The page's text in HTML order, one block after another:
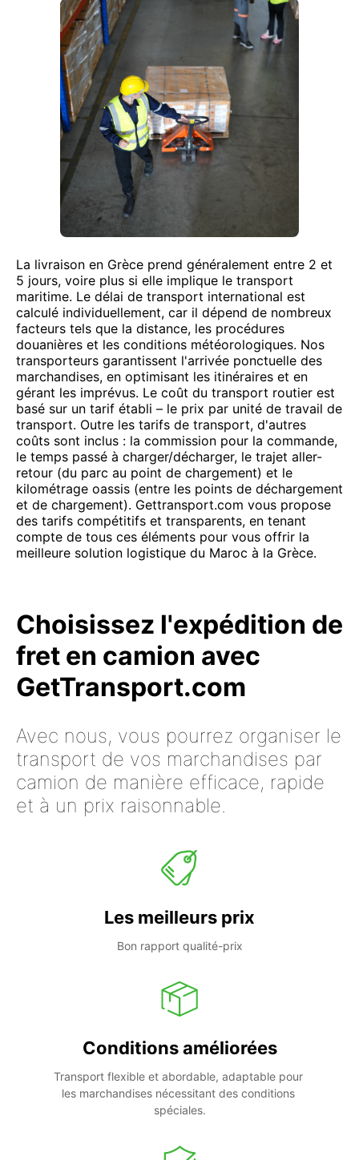
La livraison en Grèce prend généralement entre 2 et
5 jours, voire plus si elle implique le transport
maritime. Le délai de transport international est
calculé individuellement, car il dépend de nombreux
facteurs tels que la distance, les procédures
douanières et les conditions météorologiques. Nos
transporteurs garantissent l'arrivée ponctuelle des
marchandises, en optimisant les itinéraires et en
gérant les imprévus. Le coût du transport routier est
basé sur un tarif établi – le prix par unité de travail de
transport. Outre les tarifs de transport, d'autres
coûts sont inclus : la commission pour la commande,
le temps passé à charger/décharger, le trajet aller-
retour (du parc au point de chargement) et le
kilométrage oassis (entre les points de déchargement
et de chargement). Gettransport.com vous propose
des tarifs compétitifs et transparents, en tenant
compte de tous ces éléments pour vous offrir la
meilleure solution logistique du Maroc à la Grèce.
Choisissez l'expédition de
fret en camion avec
GetTransport.com
Avec nous, vous pourrez organiser le
transport de vos marchandises par
camion de manière efficace, rapide
et à un prix raisonnable.
Les meilleurs prix
Bon rapport qualité-prix
Conditions améliorées
Transport flexible et abordable, adaptable pour
les marchandises nécessitant des conditions
spéciales.